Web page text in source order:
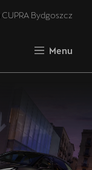
CUPRA Bydgoszcz
Menu